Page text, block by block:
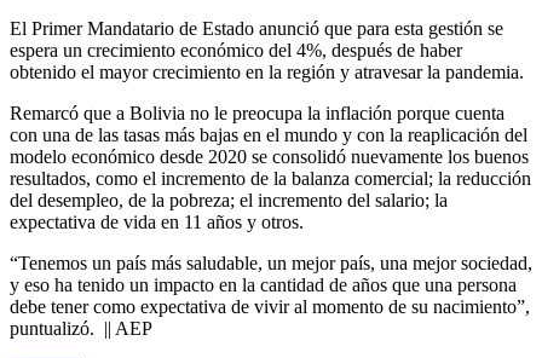
El Primer Mandatario de Estado anunció que para esta gestión se
espera un crecimiento económico del 4%, después de haber
obtenido el mayor crecimiento en la región y atravesar la pandemia.
Remarcó que a Bolivia no le preocupa la inflación porque cuenta
con una de las tasas más bajas en el mundo y con la reaplicación del
modelo económico desde 2020 se consolidó nuevamente los buenos
resultados, como el incremento de la balanza comercial; la reducción
del desempleo, de la pobreza; el incremento del salario; la
expectativa de vida en 11 años y otros.
“Tenemos un país más saludable, un mejor país, una mejor sociedad,
y eso ha tenido un impacto en la cantidad de años que una persona
debe tener como expectativa de vivir al momento de su nacimiento”,
puntualizó. || AEP